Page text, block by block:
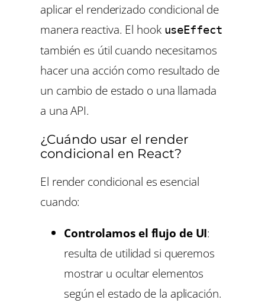
aplicar el renderizado condicional de
manera reactiva. El hook useEffect
también es útil cuando necesitamos
hacer una acción como resultado de
un cambio de estado o una llamada
a una API.
¿Cuándo usar el render
condicional en React?
El render condicional es esencial
cuando:
Controlamos el flujo de UI:
resulta de utilidad si queremos
mostrar u ocultar elementos
según el estado de la aplicación.